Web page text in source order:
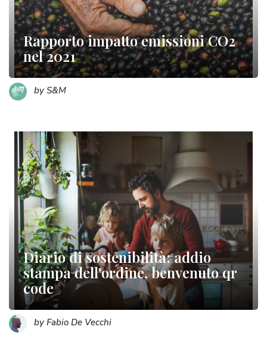
Rapporto impatto emissioni CO2
nel 2021
by S&M
Diario di sostenibilità: addio
stampa dell'ordine, benvenuto qr
code
by Fabio De Vecchi